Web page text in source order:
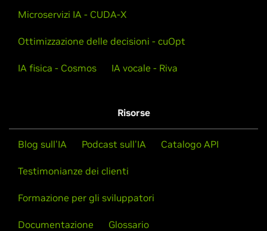
Microservizi IA - CUDA-X
Ottimizzazione delle decisioni - cuOpt
IA fisica - Cosmos IA vocale - Riva
Risorse
Blog sull'IA Podcast sull'IA Catalogo API
Testimonianze dei clienti
Formazione per gli sviluppatori
Documentazione Glossario